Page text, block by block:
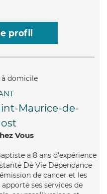
profil
Maurice-de-
Vous
a 8 ans d'expérience
De Vie Dépendance
de cancer et les
ses services de